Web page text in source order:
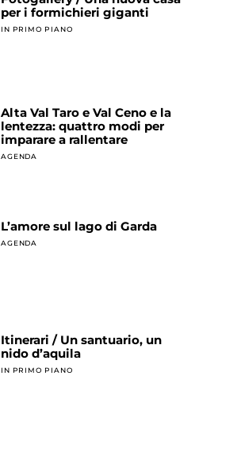
per i formichieri giganti
IN PRIMO PIANO
Alta Val Taro e Val Ceno e la
lentezza: quattro modi per
imparare a rallentare
AGENDA
L’amore sul lago di Garda
AGENDA
Itinerari / Un santuario, un
nido d’aquila
IN PRIMO PIANO